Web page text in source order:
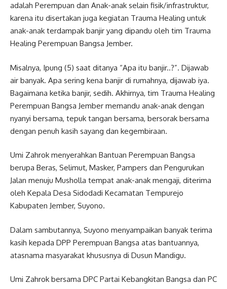
adalah Perempuan dan Anak-anak selain fisik/infrastruktur,
karena itu disertakan juga kegiatan Trauma Healing untuk
anak-anak terdampak banjir yang dipandu oleh tim Trauma
Healing Perempuan Bangsa Jember.
Misalnya, Ipung (5) saat ditanya “Apa itu banjir..?”. Dijawab
air banyak. Apa sering kena banjir di rumahnya, dijawab iya.
Bagaimana ketika banjir, sedih. Akhirnya, tim Trauma Healing
Perempuan Bangsa Jember memandu anak-anak dengan
nyanyi bersama, tepuk tangan bersama, bersorak bersama
dengan penuh kasih sayang dan kegembiraan.
Umi Zahrok menyerahkan Bantuan Perempuan Bangsa
berupa Beras, Selimut, Masker, Pampers dan Pengurukan
Jalan menuju Musholla tempat anak-anak mengaji, diterima
oleh Kepala Desa Sidodadi Kecamatan Tempurejo
Kabupaten Jember, Suyono.
Dalam sambutannya, Suyono menyampaikan banyak terima
kasih kepada DPP Perempuan Bangsa atas bantuannya,
atasnama masyarakat khususnya di Dusun Mandigu.
Umi Zahrok bersama DPC Partai Kebangkitan Bangsa dan PC